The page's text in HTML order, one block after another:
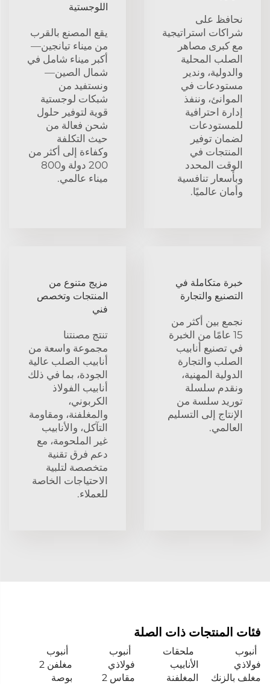
نحافظ على
شراكات استراتيجية
مع كبرى مصاهر
الصلب المحلية
والدولية، وندير
مستودعات في
الموانئ، وننفذ
إدارة احترافية
للمستودعات
لضمان توفير
المنتجات في
الوقت المحدد
وبأسعار تنافسية
وأمان عالميًا.
اللوجستية
يقع المصنع بالقرب
من ميناء تيانجين—
أكبر ميناء شامل في
شمال الصين—
ونستفيد من
شبكات لوجستية
قوية لتوفير حلول
شحن فعالة من
حيث التكلفة
وكفاءة إلى أكثر من
200 دولة و800
ميناء عالمي.
خبرة متكاملة في
التصنيع والتجارة
نجمع بين أكثر من
15 عامًا من الخبرة
في تصنيع أنابيب
الصلب والتجارة
الدولية المهنية،
ونقدم سلسلة
توريد سلسة من
الإنتاج إلى التسليم
العالمي.
مزيج متنوع من
المنتجات وتخصص
فني
تنتج مصنتنا
مجموعة واسعة من
أنابيب الصلب عالية
الجودة، بما في ذلك
أنابيب الفولاذ
الكربوني،
والمغلفنة، ومقاومة
التآكل، والأنابيب
غير الملحومة، مع
دعم فرق تقنية
متخصصة لتلبية
الاحتياجات الخاصة
للعملاء.
فئات المنتجات ذات الصلة
أنبوب
فولاذي
مغلف بالزنك
ملحقات
الأنابيب
المغلفنة
أنبوب
فولاذي
مقاس 2
أنبوب
مغلفن 2
بوصة